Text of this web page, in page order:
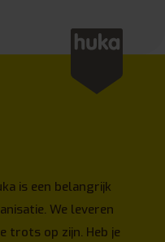
is een belangrijk
We leveren
trots op zijn. Heb je